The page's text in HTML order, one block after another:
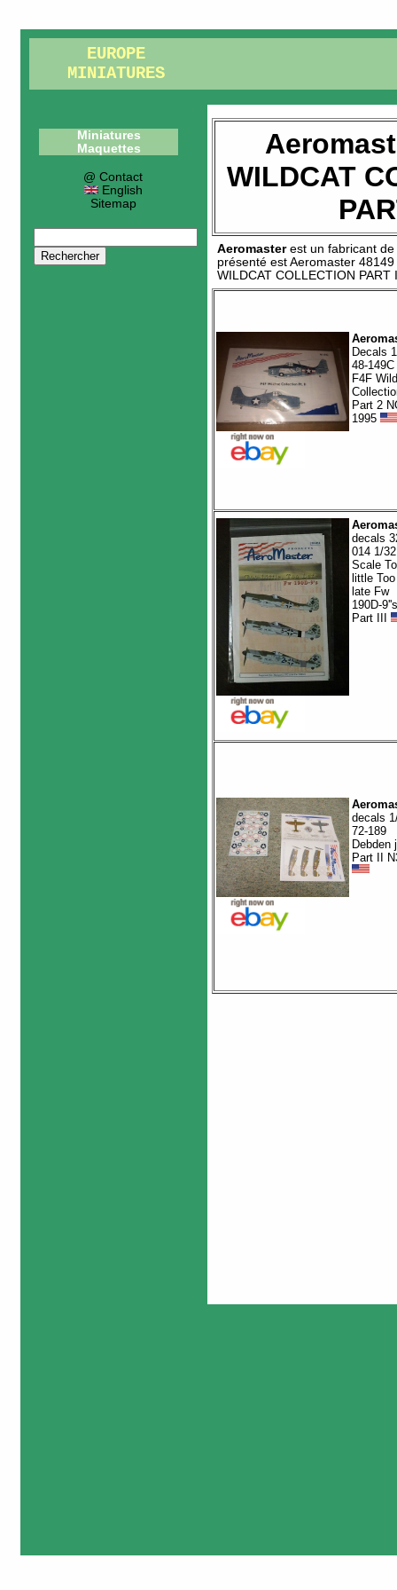
EUROPE
MINIATURES
Miniatures
Maquettes
@ Contact
English
Sitemap
WILDCAT
Aeromasterest un fabricant
présenté estAeromaster 48149
WILDCAT COLLECTION PART
Decals
48-149C
F4F
Part 2
1995
decals
014 1/32
Scale
little Too
late Fw
190D-9''s
Part III
decals
72-189
Debden
Part II